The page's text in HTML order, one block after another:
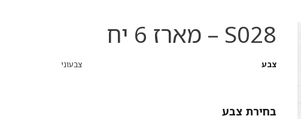
S028 – מארז 6 יח
צבע צבעוני
צבע